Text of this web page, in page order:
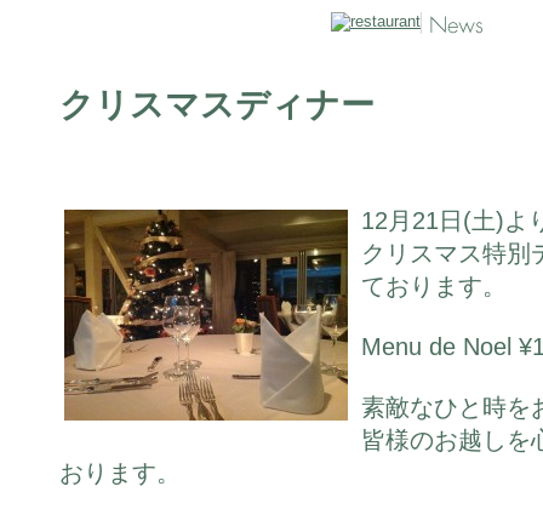
クリスマスディナー
12月21日(土)よ
クリスマス特別
ております。
Menu de Noel
素敵なひと時を
皆様のお越しを
おります。